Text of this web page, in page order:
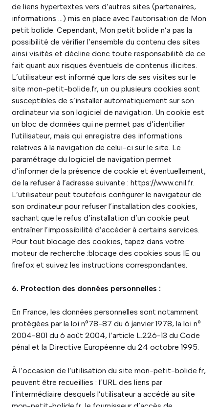
de liens hypertextes vers d’autres sites (partenaires,
informations …) mis en place avec l’autorisation de Mon
petit bolide. Cependant, Mon petit bolide n’a pas la
possibilité de vérifier l’ensemble du contenu des sites
ainsi visités et décline donc toute responsabilité de ce
fait quant aux risques éventuels de contenus illicites.
L’utilisateur est informé que lors de ses visites sur le
site mon-petit-bolide.fr, un ou plusieurs cookies sont
susceptibles de s’installer automatiquement sur son
ordinateur via son logiciel de navigation. Un cookie est
un bloc de données qui ne permet pas d’identifier
l’utilisateur, mais qui enregistre des informations
relatives à la navigation de celui-ci sur le site. Le
paramétrage du logiciel de navigation permet
d’informer de la présence de cookie et éventuellement,
de la refuser à l’adresse suivante : https://www.cnil.fr.
L’utilisateur peut toutefois configurer le navigateur de
son ordinateur pour refuser l’installation des cookies,
sachant que le refus d’installation d’un cookie peut
entraîner l’impossibilité d’accéder à certains services.
Pour tout blocage des cookies, tapez dans votre
moteur de recherche :blocage des cookies sous IE ou
firefox et suivez les instructions correspondantes.
6. Protection des données personnelles :
En France, les données personnelles sont notamment
protégées par la loi n°78-87 du 6 janvier 1978, la loi n°
2004-801 du 6 août 2004, l’article L.226-13 du Code
pénal et la Directive Européenne du 24 octobre 1995.
À l’occasion de l’utilisation du site mon-petit-bolide.fr,
peuvent être recueillies : l’URL des liens par
l’intermédiaire desquels l’utilisateur a accédé au site